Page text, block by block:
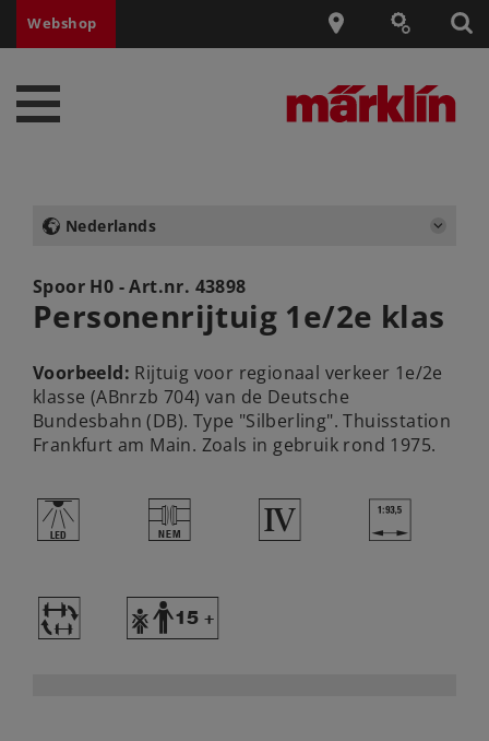
Webshop
Nederlands
Spoor H0 - Art.nr. 43898
Personenrijtuig 1e/2e klas
Voorbeeld: Rijtuig voor regionaal verkeer 1e/2e
klasse (ABnrzb 704) van de Deutsche
Bundesbahn (DB). Type "Silberling". Thuisstation
Frankfurt am Main. Zoals in gebruik rond 1975.
, U 4 }
~ Y